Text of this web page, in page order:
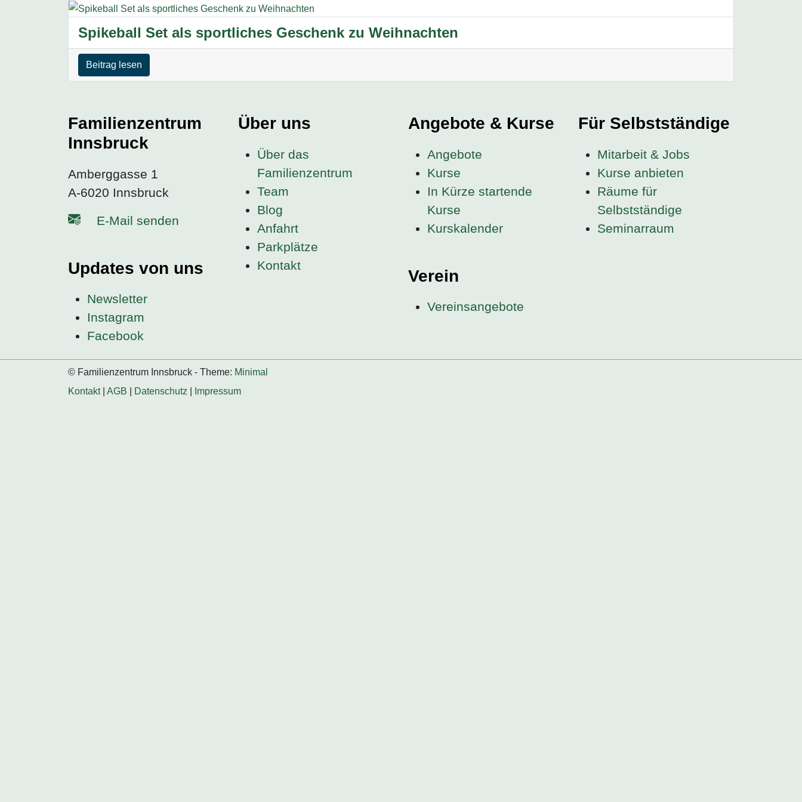
Spikeball Set als sportliches Geschenk zu Weihnachten
Beitrag lesen
Familienzentrum
Innsbruck
Amberggasse 1
A-6020 Innsbruck
E-Mail senden
Updates von uns
Newsletter
Instagram
Facebook
Über uns
Über das
Familienzentrum
Team
Blog
Anfahrt
Parkplätze
Kontakt
Angebote & Kurse
Angebote
Kurse
In Kürze startende
Kurse
Kurskalender
Verein
Vereinsangebote
Für Selbstständige
Mitarbeit & Jobs
Kurse anbieten
Räume für
Selbstständige
Seminarraum
© Familienzentrum Innsbruck - Theme: Minimal
Kontakt| AGB Datenschutz Impressum